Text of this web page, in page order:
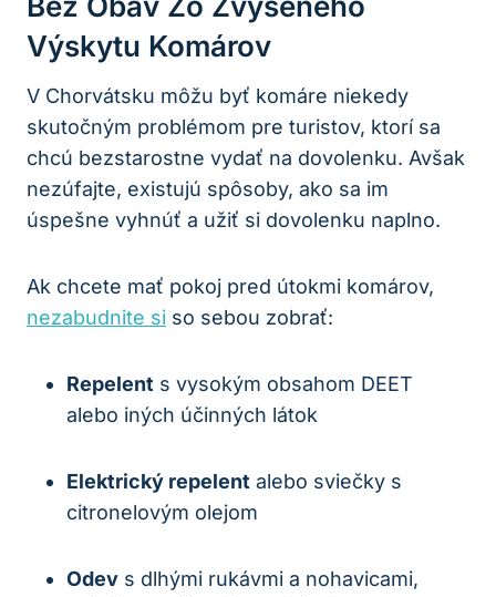
Výskytu Komárov
V Chorvátsku môžu byť komáre niekedy
skutočným problémom pre turistov, ktorí sa
chcú bezstarostne vydať na dovolenku. Avšak
nezúfajte, existujú spôsoby, ako sa im
úspešne vyhnúť a užiť si dovolenku naplno.
Ak chcete mať pokoj pred útokmi komárov,
nezabudnite si so sebou zobrať:
Repelent s vysokým obsahom DEET
alebo iných účinných látok
Elektrický repelent alebo sviečky s
citronelovým olejom
Odev s dlhými rukávmi a nohavicami,